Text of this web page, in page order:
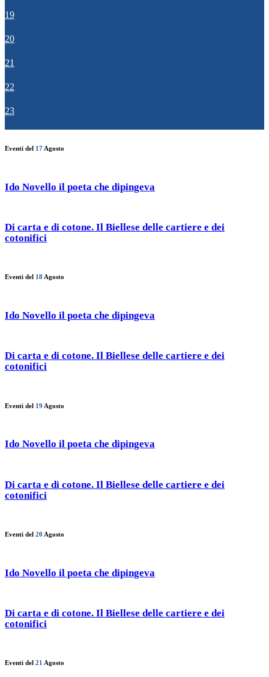
19
20
21
22
23
Eventi del 17 Agosto
Ido Novello il poeta che dipingeva
Di carta e di cotone. Il Biellese delle cartiere e dei
cotonifici
Eventi del 18 Agosto
Ido Novello il poeta che dipingeva
Di carta e di cotone. Il Biellese delle cartiere e dei
cotonifici
Eventi del 19 Agosto
Ido Novello il poeta che dipingeva
Di carta e di cotone. Il Biellese delle cartiere e dei
cotonifici
Eventi del 20 Agosto
Ido Novello il poeta che dipingeva
Di carta e di cotone. Il Biellese delle cartiere e dei
cotonifici
Eventi del 21 Agosto